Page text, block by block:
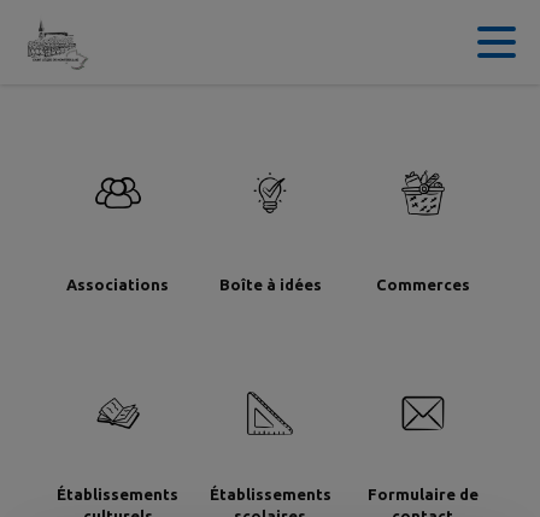
Contenu
Associations Boîte à idées Commerces
Établissements
Établissements
Formulaire de